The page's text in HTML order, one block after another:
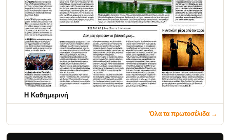
Η Καθημερινή
Όλα τα πρωτοσέλιδα →